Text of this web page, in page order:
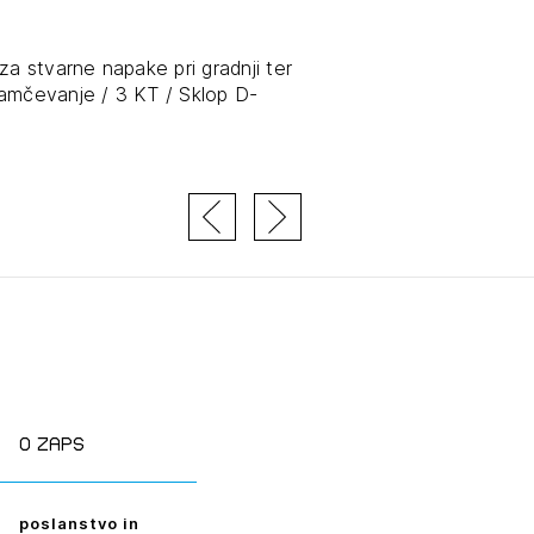
stvarne napake pri gradnji ter
/ 3 KT / Sklop D-
O zaps
poslanstvo in